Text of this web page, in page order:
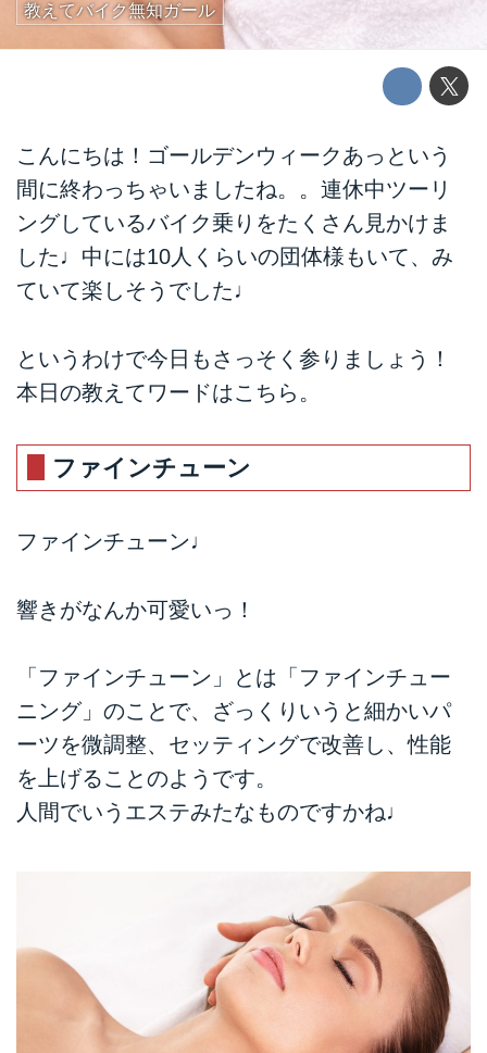
教えてバイク無知ガール
こんにちは！ゴールデンウィークあっという
間に終わっちゃいましたね。。連休中ツーリ
ングしているバイク乗りをたくさん見かけま
した♩中には10人くらいの団体様もいて、み
ていて楽しそうでした♩
というわけで今日もさっそく参りましょう！
本日の教えてワードはこちら。
ファインチューン
ファインチューン♩
響きがなんか可愛いっ！
「ファインチューン」とは「ファインチュー
ニング」のことで、ざっくりいうと細かいパ
ーツを微調整、セッティングで改善し、性能
を上げることのようです。
人間でいうエステみたなものですかね♩